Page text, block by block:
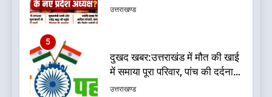
मौत
उत्तराखण्ड
6
कृष्णा हाउसकीपिंग के मालिक दीपक
जायसवाल विनोद नौटियाल आदि पर
मुकदमा दर्ज
उत्तराखण्ड